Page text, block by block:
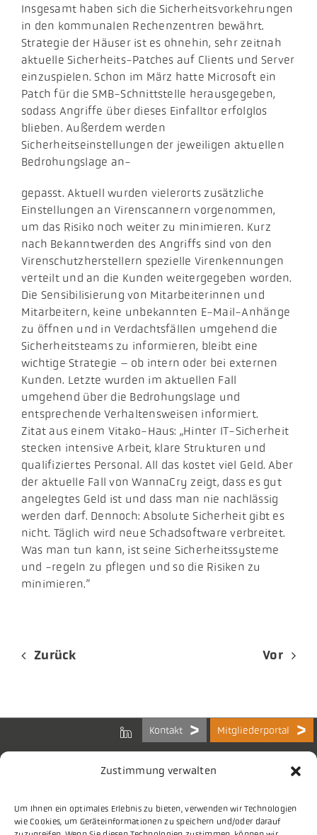
Zustimmung verwalten
Um Ihnen ein optimales Erlebnis zu bieten, verwenden wir Technologien
wie Cookies, um Geräteinformationen zu speichern und/oder darauf
Insgesamt haben sich die Sicherheitsvorkehrungen
in den kommunalen Rechenzentren bewährt.
Strategie der Häuser ist es ohnehin, sehr zeitnah
aktuelle Sicherheits-Patches auf Clients und Server
einzuspielen. Schon im März hatte Microsoft ein
Patch für die SMB-Schnittstelle herausgegeben,
sodass Angriffe über dieses Einfalltor erfolglos
blieben. Außerdem werden
Sicherheitseinstellungen der jeweiligen aktuellen
Bedrohungslage an-
gepasst. Aktuell wurden vielerorts zusätzliche
Einstellungen an Virenscannern vorgenommen,
um das Risiko noch weiter zu minimieren. Kurz
nach Bekanntwerden des Angriffs sind von den
Virenschutzherstellern spezielle Virenkennungen
verteilt und an die Kunden weitergegeben worden.
Die Sensibilisierung von Mitarbeiterinnen und
Mitarbeitern, keine unbekannten E-Mail-Anhänge
zu öffnen und in Verdachtsfällen umgehend die
Sicherheitsteams zu informieren, bleibt eine
wichtige Strategie – ob intern oder bei externen
Kunden. Letzte wurden im aktuellen Fall
umgehend über die Bedrohungslage und
entsprechende Verhaltensweisen informiert.
Zitat aus einem Vitako-Haus: „Hinter IT-Sicherheit
stecken intensive Arbeit, klare Strukturen und
qualifiziertes Personal. All das kostet viel Geld. Aber
der aktuelle Fall von WannaCry zeigt, dass es gut
angelegtes Geld ist und dass man nie nachlässig
werden darf. Dennoch: Absolute Sicherheit gibt es
nicht. Täglich wird neue Schadsoftware verbreitet.
Was man tun kann, ist seine Sicherheitssysteme
und -regeln zu pflegen und so die Risiken zu
minimieren.”
Zurück Vor
Kontakt Mitgliederportal
Bundes-Arbeitsgemeinschaft
der Kommunalen IT-Dienstleister e.V.